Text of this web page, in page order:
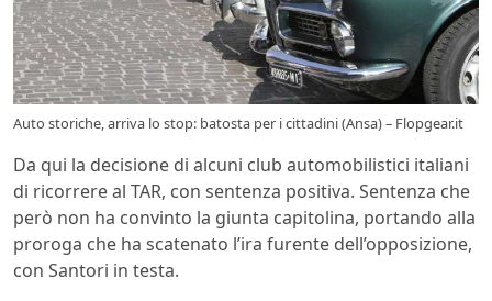
Auto storiche, arriva lo stop: batosta per i cittadini (Ansa) – Flopgear.it
Da qui la decisione di alcuni club automobilistici italiani
di ricorrere al TAR, con sentenza positiva. Sentenza che
però non ha convinto la giunta capitolina, portando alla
proroga che ha scatenato l’ira furente dell’opposizione,
con Santori in testa.